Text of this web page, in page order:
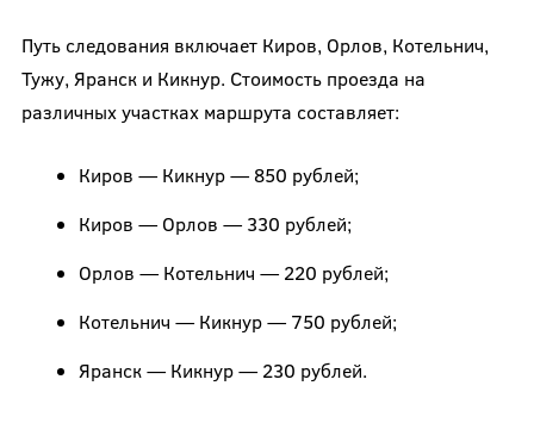
Путь следования включает Киров, Орлов, Котельнич,
Тужу, Яранск и Кикнур. Стоимость проезда на
различных участках маршрута составляет:
Киров — Кикнур — 850 рублей;
Киров — Орлов — 330 рублей;
Орлов — Котельнич — 220 рублей;
Котельнич — Кикнур — 750 рублей;
Яранск — Кикнур — 230 рублей.